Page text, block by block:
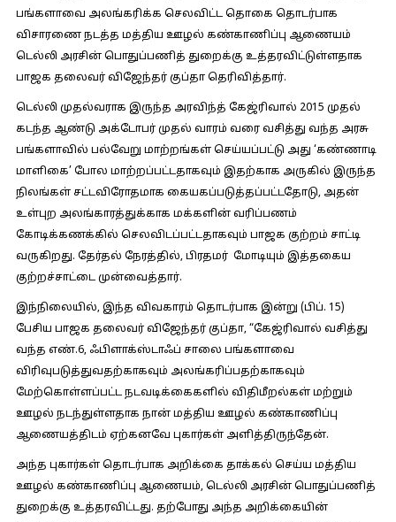
பங்களாவை அலங்கரிக்க செலவிட்ட தொகை தொடர்பாக
விசாரணை நடத்த மத்திய ஊழல் கண்காணிப்பு ஆணையம்
டெல்லி அரசின் பொதுப்பணித் துறைக்கு உத்தரவிட்டுள்ளதாக
பாஜக தலைவர் விஜேந்தர் குப்தா தெரிவித்தார்.
டெல்லி முதல்வராக இருந்த அரவிந்த் கேஜ்ரிவால் 2015 முதல்
கடந்த ஆண்டு அக்டோபர் முதல் வாரம் வரை வசித்து வந்த அரசு
பங்களாவில் பல்வேறு மாற்றங்கள் செய்யப்பட்டு அது ‘கண்ணாடி
மாளிகை’ போல மாற்றப்பட்டதாகவும் இதற்காக அருகில் இருந்த
நிலங்கள் சட்டவிரோதமாக கையகப்படுத்தப்பட்டதோடு, அதன்
உள்புற அலங்காரத்துக்காக மக்களின் வரிப்பணம்
கோடிக்கணக்கில் செலவிடப்பட்டதாகவும் பாஜக குற்றம் சாட்டி
வருகிறது. தேர்தல் நேரத்தில், பிரதமர் மோடியும் இத்தகைய
குற்றச்சாட்டை முன்வைத்தார்.
இந்நிலையில், இந்த விவகாரம் தொடர்பாக இன்று (பிப். 15)
பேசிய பாஜக தலைவர் விஜேந்தர் குப்தா, “கேஜ்ரிவால் வசித்து
வந்த எண்.6, ஃபிளாக்ஸ்டாஃப் சாலை பங்களாவை
விரிவுபடுத்துவதற்காகவும் அலங்கரிப்பதற்காகவும்
மேற்கொள்ளப்பட்ட நடவடிக்கைகளில் விதிமீறல்கள் மற்றும்
ஊழல் நடந்துள்ளதாக நான் மத்திய ஊழல் கண்காணிப்பு
ஆணையத்திடம் ஏற்கனவே புகார்கள் அளித்திருந்தேன்.
அந்த புகார்கள் தொடர்பாக அறிக்கை தாக்கல் செய்ய மத்திய
ஊழல் கண்காணிப்பு ஆணையம், டெல்லி அரசின் பொதுப்பணித்
துறைக்கு உத்தரவிட்டது. தற்போது அந்த அறிக்கையின்